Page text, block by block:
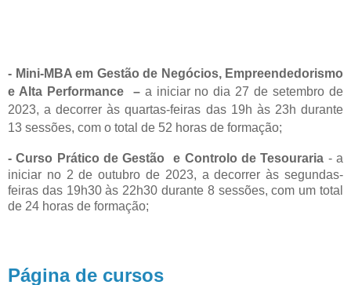
- Mini-MBA em Gestão de Negócios, Empreendedorismo
e Alta Performance
– a iniciar no dia 27 de setembro de
2023, a decorrer às quartas-feiras das 19h às 23h durante
13 sessões, com o total de 52 horas de formação;
- Curso Prático de Gestão e Controlo de Tesouraria -a
iniciar no 2 de outubro de 2023, a decorrer às segundas-
feiras das 19h30 às 22h30 durante 8 sessões, com um total
de 24 horas de formação;
Página de cursos